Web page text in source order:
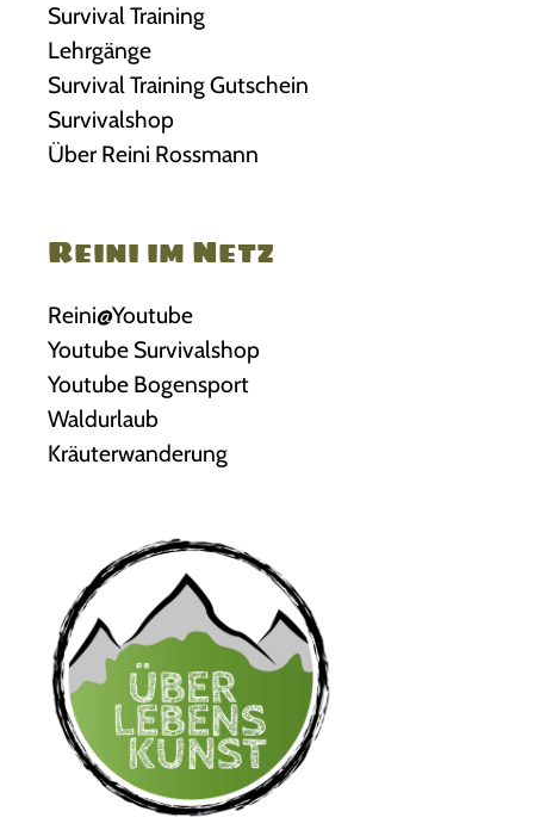
Survival Training
Lehrgänge
Survival Training Gutschein
Survivalshop
Über Reini Rossmann
Reini im Netz
Reini@Youtube
Youtube Survivalshop
Youtube Bogensport
Waldurlaub
Kräuterwanderung